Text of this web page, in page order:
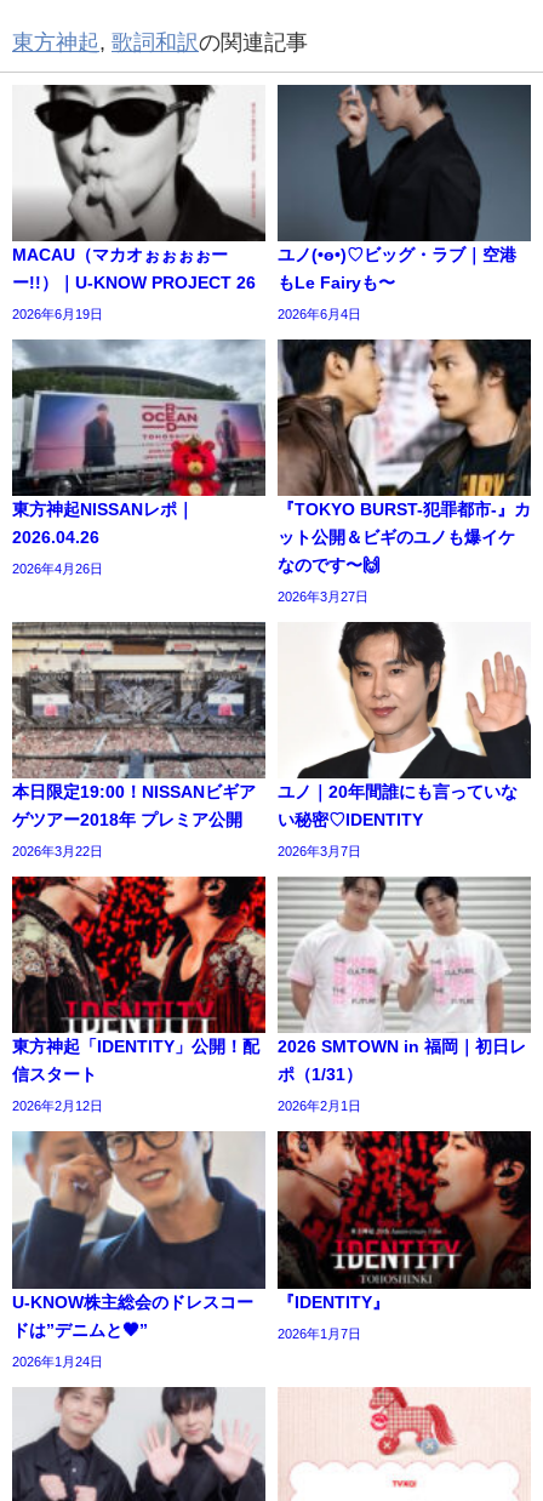
東方神起, 歌詞和訳の関連記事
MACAU（マカオぉぉぉぉー
ー!!）｜U-KNOW PROJECT 26
2026年6月19日
ユノ(•ө•)♡ビッグ・ラブ｜空港
もLe Fairyも〜
2026年6月4日
東方神起NISSANレポ｜
2026.04.26
2026年4月26日
『TOKYO BURST-犯罪都市-』カ
ット公開＆ビギのユノも爆イケ
なのです〜🙌
2026年3月27日
本日限定19:00！NISSANビギア
ゲツアー2018年 プレミア公開
2026年3月22日
ユノ｜20年間誰にも言っていな
い秘密♡IDENTITY
2026年3月7日
東方神起「IDENTITY」公開！配
信スタート
2026年2月12日
2026 SMTOWN in 福岡｜初日レ
ポ（1/31）
2026年2月1日
U-KNOW株主総会のドレスコー
ドは”デニムと🖤”
2026年1月24日
『IDENTITY』
2026年1月7日